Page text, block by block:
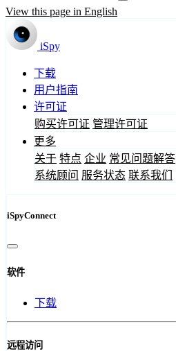
View this page in English
iSpy
下载
用户指南
许可证
购买许可证 管理许可证
更多
关于 特点 企业 常见问题解答
系统顾问 服务状态 联系我们
iSpyConnect
软件
下载
远程访问